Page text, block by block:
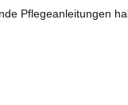
Pflegeanleitungen